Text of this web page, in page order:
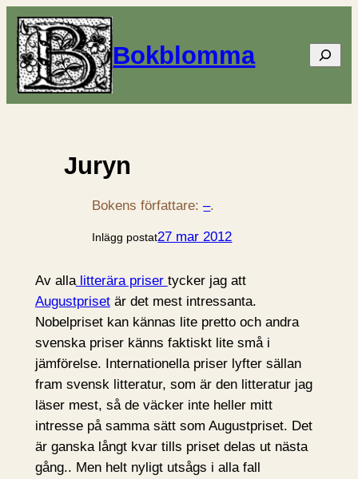
Bokblomma Sök
Juryn
Bokens författare:–.
Inlägg postat27 mar 2012
Av allalitterära priser tycker jag att
Augustprisetär det mest intressanta.
Nobelpriset kan kännas lite pretto och andra
svenska priser känns faktiskt lite små i
jämförelse. Internationella priser lyfter sällan
fram svensk litteratur, som är den litteratur jag
läser mest, så de väcker inte heller mitt
intresse på samma sätt som Augustpriset. Det
är ganska långt kvar tills priset delas ut nästa
gång.. Men helt nyligt utsågs i alla fall